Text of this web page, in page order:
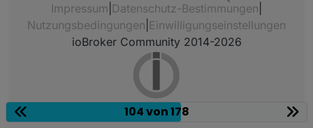
Impressum Datenschutz-Bestimmungen
Nutzungsbedingungen Einwilligungseinstellungen
ioBroker Community 2014-2026
104 von 178